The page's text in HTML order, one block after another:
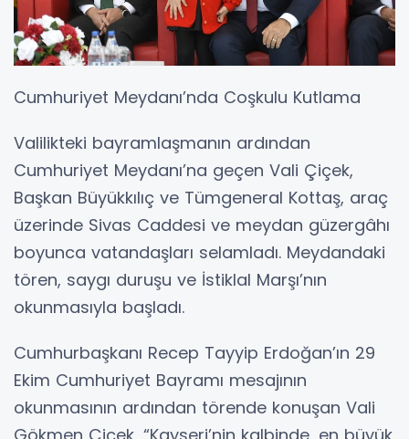
Cumhuriyet Meydanı’nda Coşkulu Kutlama
Valilikteki bayramlaşmanın ardından
Cumhuriyet Meydanı’na geçen Vali Çiçek,
Başkan Büyükkılıç ve Tümgeneral Kottaş, araç
üzerinde Sivas Caddesi ve meydan güzergâhı
boyunca vatandaşları selamladı. Meydandaki
tören, saygı duruşu ve İstiklal Marşı’nın
okunmasıyla başladı.
Cumhurbaşkanı Recep Tayyip Erdoğan’ın 29
Ekim Cumhuriyet Bayramı mesajının
okunmasının ardından törende konuşan Vali